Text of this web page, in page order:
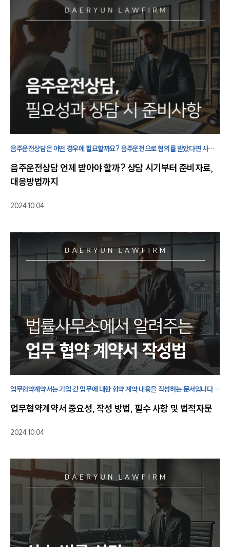
대륜법률상담예약
대륜법률상담예약
음주운전상담은 어떤 경우에 필요할까요? 음주운전으로 혐의를 받았다면 사건
중요합니다.
음주운전상담 언제 받아야 할까? 상담 시기부터 준비자료,
대응방법까지
2024.10.04
업무협약계약서는 기업 간 업무에 대한 협약 계약 내용을 작성하는 문서입니다.
좋습니다.
업무협약계약서 중요성, 작성 방법, 필수 사항 및 법적자문
2024.10.04